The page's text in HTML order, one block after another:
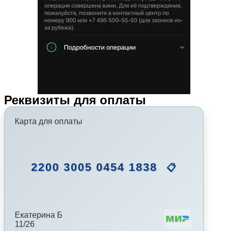
Реквизиты для оплаты
Карта для оплаты
2200 3005 0454 1838 📋
Екатерина Б
11/26